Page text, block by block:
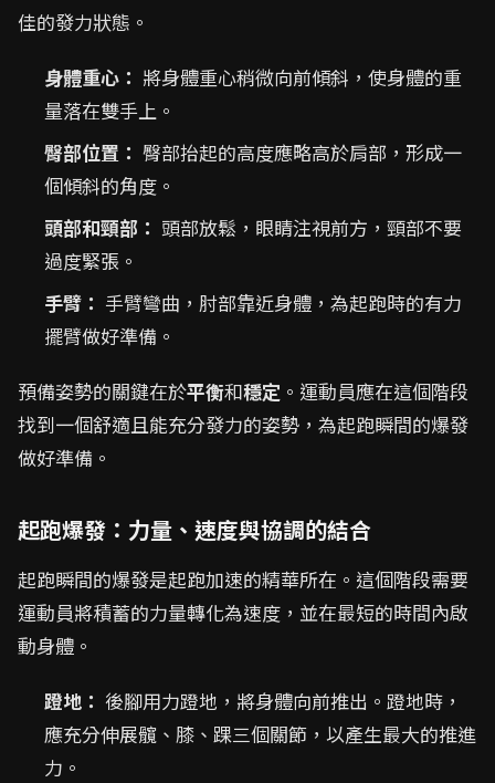
佳的發力狀態。
身體重心： 將身體重心稍微向前傾斜，使身體的重
量落在雙手上。
臀部位置： 臀部抬起的高度應略高於肩部，形成一
個傾斜的角度。
頭部和頸部： 頭部放鬆，眼睛注視前方，頸部不要
過度緊張。
手臂： 手臂彎曲，肘部靠近身體，為起跑時的有力
擺臂做好準備。
預備姿勢的關鍵在於平衡和穩定 。運動員應在這個階段
找到一個舒適且能充分發力的姿勢，為起跑瞬間的爆發
做好準備。
起跑爆發：力量、速度與協調的結合
起跑瞬間的爆發是起跑加速的精華所在。這個階段需要
運動員將積蓄的力量轉化為速度，並在最短的時間內啟
動身體。
蹬地： 後腳用力蹬地，將身體向前推出。蹬地時，
應充分伸展髖、膝、踝三個關節，以產生最大的推進
力。